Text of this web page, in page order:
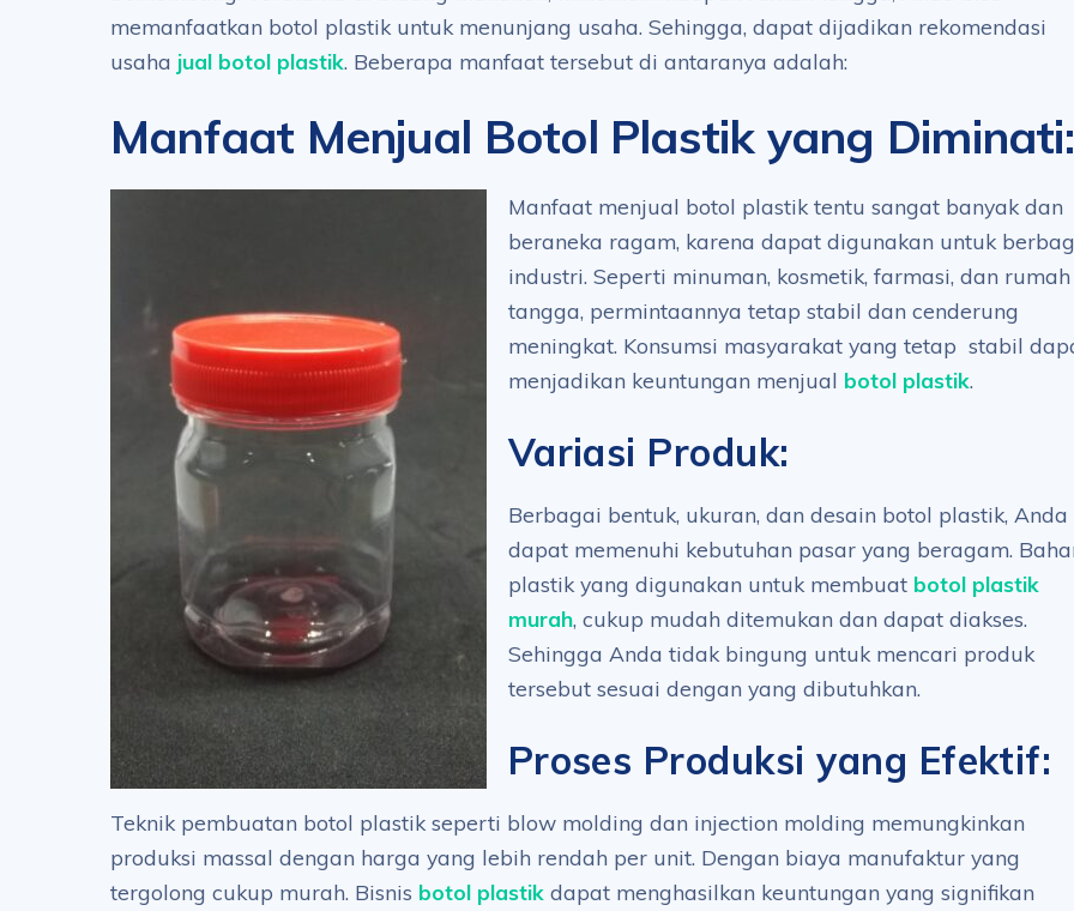
memanfaatkan botol plastik untuk menunjang usaha. Sehingga, dapat dijadikan rekomendasi
usaha jual botol plastik. Beberapa manfaat tersebut di antaranya adalah:
Manfaat Menjual Botol Plastik yang Diminati:
Manfaat menjual botol plastik tentu sangat banyak dan
beraneka ragam, karena dapat digunakan untuk
industri. Seperti minuman, kosmetik, farmasi, dan rumah
tangga, permintaannya tetap stabil dan cenderung
meningkat. Konsumsi masyarakat yang tetap stabil
menjadikan keuntungan menjual botol plastik.
Variasi Produk:
Berbagai bentuk, ukuran, dan desain botol plastik, Anda
dapat memenuhi kebutuhan pasar yang beragam.
plastik yang digunakan untuk membuat botol plastik
murah, cukup mudah ditemukan dan dapat diakses.
Sehingga Anda tidak bingung untuk mencari produk
tersebut sesuai dengan yang dibutuhkan.
Proses Produksi yang Efektif:
Teknik pembuatan botol plastik seperti blow molding dan injection molding memungkinkan
produksi massal dengan harga yang lebih rendah per unit. Dengan biaya manufaktur yang
tergolong cukup murah. Bisnis botol plastik dapat menghasilkan keuntungan yang signifikan